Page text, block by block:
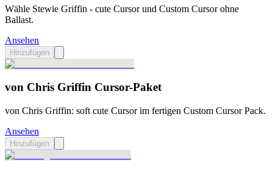
Wähle Stewie Griffin - cute Cursor und Custom Cursor ohne
Ballast.
Ansehen
Hinzufügen
von Chris Griffin Cursor-Paket
von Chris Griffin: soft cute Cursor im fertigen Custom Cursor Pack.
Ansehen
Hinzufügen